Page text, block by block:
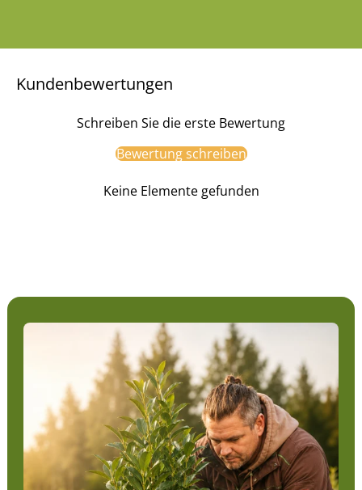
Kundenbewertungen
Schreiben Sie die erste Bewertung
Bewertung schreiben
Keine Elemente gefunden